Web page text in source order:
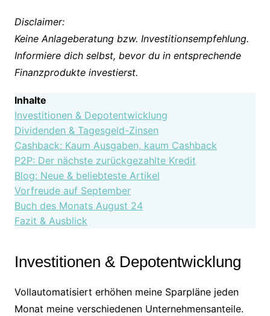
Disclaimer:
Keine Anlageberatung bzw. Investitionsempfehlung.
Informiere dich selbst, bevor du in entsprechende
Finanzprodukte investierst.
Inhalte
Investitionen & Depotentwicklung
Dividenden & Tagesgeld-Zinsen
Cashback: Kaum Ausgaben, kaum Cashback
P2P: Der nächste zurückgezahlte Kredit
Blog: Neue & beliebteste Artikel
Vorfreude auf September
Buch des Monats August 24
Fazit & Ausblick
Investitionen & Depotentwicklung
Vollautomatisiert erhöhen meine Sparpläne jeden
Monat meine verschiedenen Unternehmensanteile.